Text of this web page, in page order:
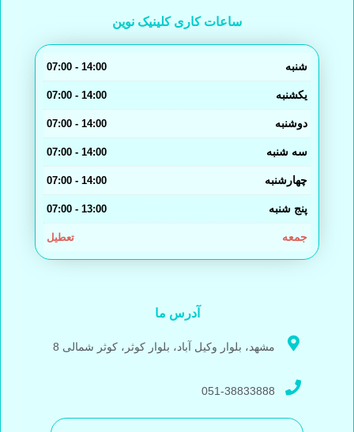
ساعات کاری کلینیک نوین
شنبه 14:00 - 07:00
یکشنبه 14:00 - 07:00
دوشنبه 14:00 - 07:00
سه شنبه 14:00 - 07:00
چهارشنبه 14:00 - 07:00
پنج شنبه 13:00 - 07:00
جمعه تعطیل
آدرس ما
مشهد، بلوار وکیل آباد، بلوار کوثر، کوثر شمالی 8
051-38833888